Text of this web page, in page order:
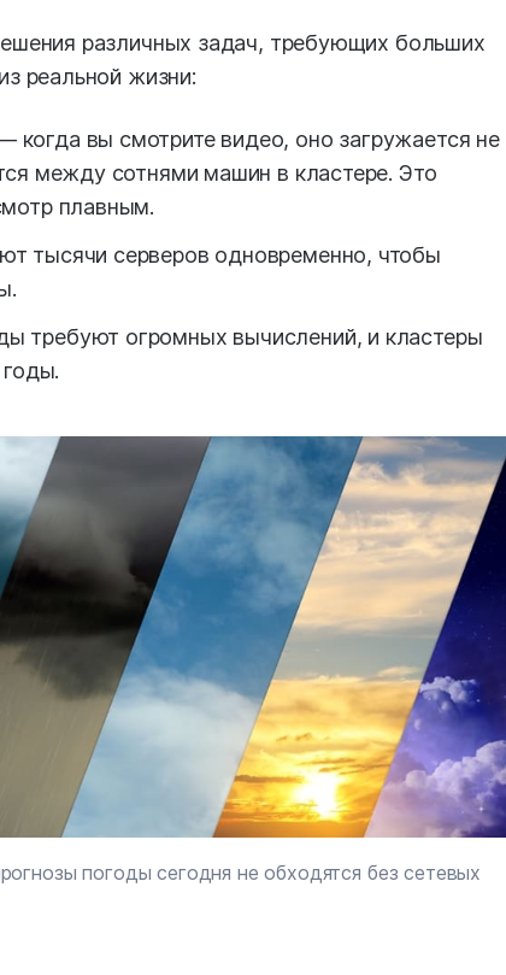
различных задач, требующих больших
реальной жизни:
когда вы смотрите видео, оно загружается не
между сотнями машин в кластере. Это
плавным.
тысячи серверов одновременно, чтобы
требуют огромных вычислений, и кластеры
погоды сегодня не обходятся без сетевых